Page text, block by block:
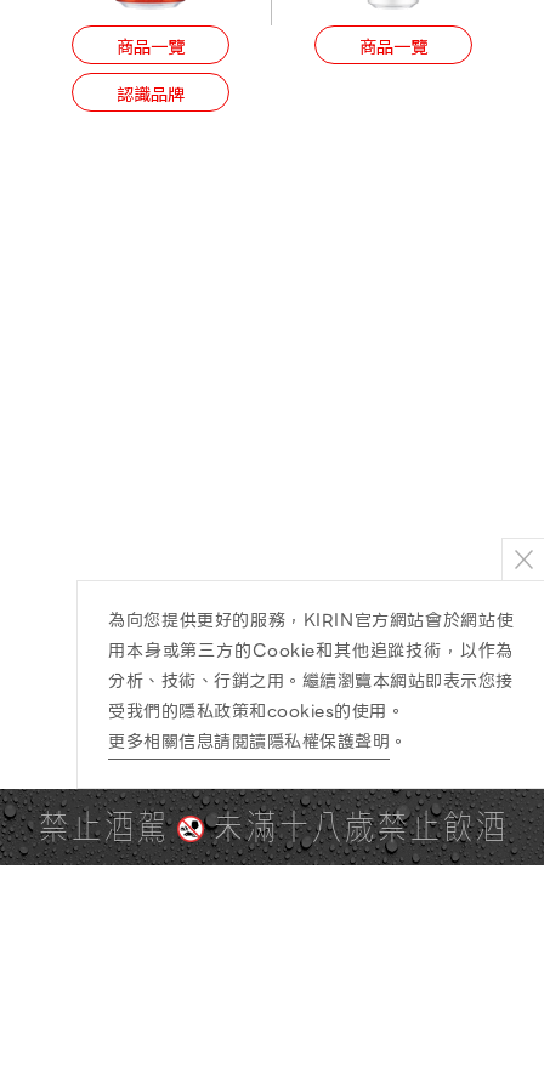
商品一覽
認識品牌
商品一覽
禁止酒駕 未滿十八歲禁止飲酒
為向您提供更好的服務，KIRIN官方網站會於網站使
用本身或第三方的Cookie和其他追蹤技術，以作為
分析、技術、行銷之用。繼續瀏覽本網站即表示您接
受我們的隱私政策和cookies的使用。
更多相關信息請閱讀隱私權保護聲明 。
PAGE TOP